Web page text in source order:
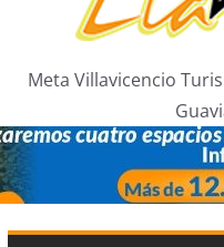
Meta Villavicencio